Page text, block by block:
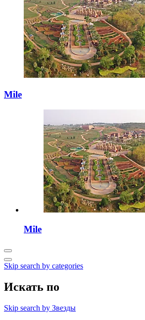
Mile
Mile
Skip search by categories
Искать по
Skip search by Звезды